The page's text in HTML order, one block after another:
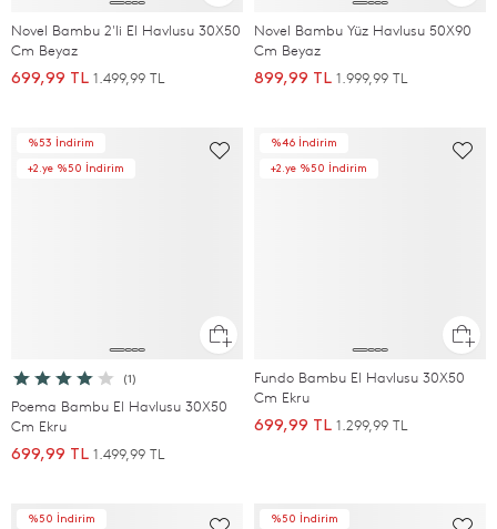
Novel Bambu 2'li El Havlusu 30X50
Cm Beyaz
699,99 TL 1.499,99 TL
Novel Bambu Yüz Havlusu 50X90
Cm Beyaz
899,99 TL 1.999,99 TL
%53 İndirim
+2.ye %50 İndirim
(1)
Poema Bambu El Havlusu 30X50
Cm Ekru
699,99 TL 1.499,99 TL
%46 İndirim
+2.ye %50 İndirim
Fundo Bambu El Havlusu 30X50
Cm Ekru
699,99 TL 1.299,99 TL
%50 İndirim %50 İndirim